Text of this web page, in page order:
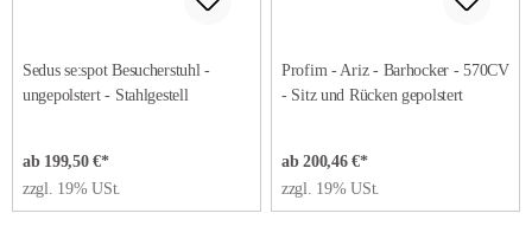
Sedus se:spot Besucherstuhl -
ungepolstert - Stahlgestell
ab 199,50 €*
zzgl. 19% USt.
Profim - Ariz - Barhocker - 570CV
- Sitz und Rücken gepolstert
ab 200,46 €*
zzgl. 19% USt.